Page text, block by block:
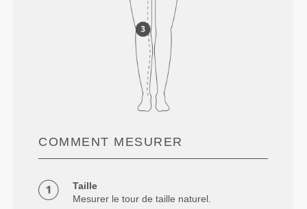
COMMENT MESURER
Taille
Mesurer le tour de taille naturel.